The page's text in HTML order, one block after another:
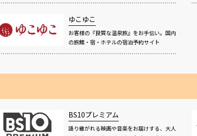
ゆこゆこ
お客様の『良質な温泉旅』をお手伝い。国内
の旅館・宿・ホテルの宿泊予約サイト
BS10プレミアム
語り継がれる映画や音楽をお届けする、大人